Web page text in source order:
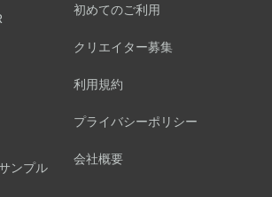
ンプル
初めてのご利用
クリエイター募集
利用規約
プライバシーポリシー
会社概要